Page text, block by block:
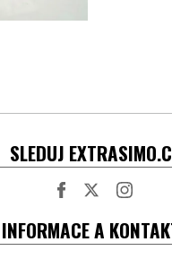
SLEDUJ
INFORMACE A